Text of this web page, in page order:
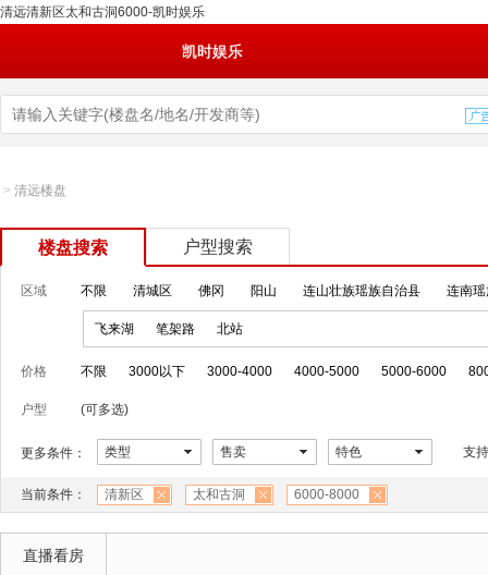
清远清新区太和古洞6000-凯时娱乐
凯时娱乐
> 清远楼盘
楼盘搜索 户型搜索
区域 不限 清城区 佛冈 阳山 连山壮族瑶族自治县 连南
飞来湖 笔架路 北站
价格 不限 3000以下 3000-4000 4000-5000 5000-6000
户型 (可多选)
更多条件： 类型 售卖 特色 支
当前条件： 清新区 太和古洞 6000-8000
直播看房